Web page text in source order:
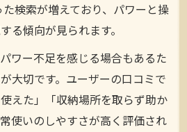
検索が増えており、パワーと操
る傾向が見られます。
ワー不足を感じる場合もあるた
大切です。ユーザーの口コミで
えた」「収納場所を取らず助か
使いのしやすさが高く評価され